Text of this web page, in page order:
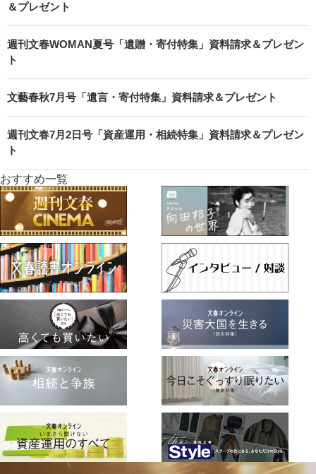
＆プレゼント
週刊文春WOMAN夏号「遺贈・寄付特集」資料請求＆プレゼン
ト
文藝春秋7月号「遺言・寄付特集」資料請求＆プレゼント
週刊文春7月2日号「資産運用・相続特集」資料請求＆プレゼン
ト
おすすめ一覧